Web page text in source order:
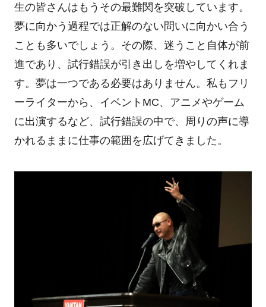
生の皆さんはもうその最難関を突破しています。
夢に向かう過程では正解のない問いに向かい合う
ことも多いでしょう。その際、迷うこと自体が前
進であり、試行錯誤が引き出しを増やしてくれま
す。夢は一つである必要はありません。私もフリ
ーライターから、イベントMC、アニメやゲーム
に出演するなど、試行錯誤の中で、周りの声に導
かれるままに仕事の範囲を広げてきました。